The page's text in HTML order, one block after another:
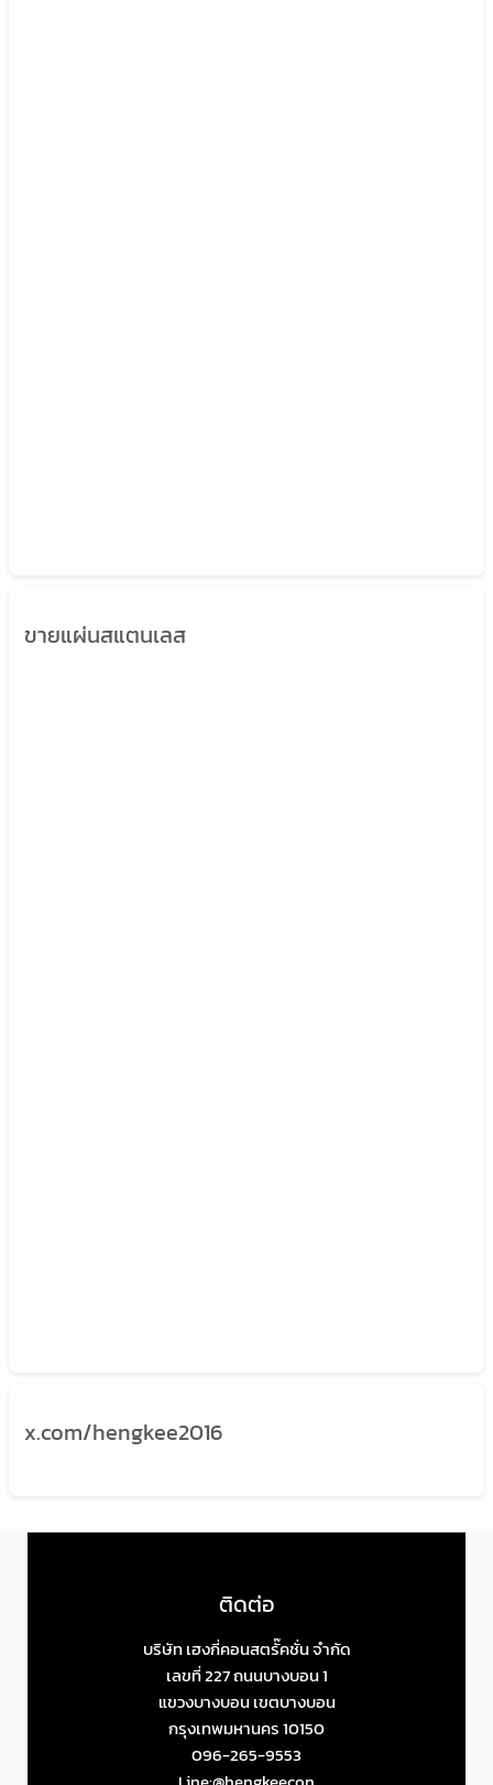
ขายแผ่นสแตนเลส
x.com/hengkee2016
ติดต่อ
บริษัท เฮงกี่คอนสตรั๊คชั่น จำกัด
เลขที่ 227 ถนนบางบอน 1
แขวงบางบอน เขตบางบอน
กรุงเทพมหานคร 10150
096-265-9553